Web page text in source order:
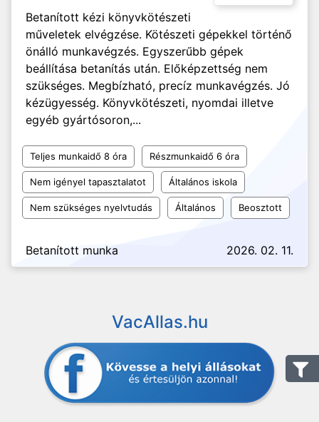
Betanított kézi könyvkötészeti
műveletek elvégzése. Kötészeti gépekkel történő
önálló munkavégzés. Egyszerűbb gépek
beállítása betanítás után. Előképzettség nem
szükséges. Megbízható, precíz munkavégzés. Jó
kézügyesség. Könyvkötészeti, nyomdai illetve
egyéb gyártósoron,...
Teljes munkaidő 8 óra Részmunkaidő 6 óra
Nem igényel tapasztalatot Általános iskola
Nem szükséges nyelvtudás Általános Beosztott
Betanított munka 2026. 02. 11.
VacAllas.hu